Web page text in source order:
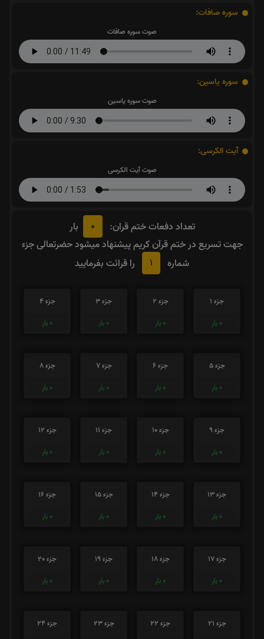
سوره صافات:
صوت سوره صافات
سوره یاسین:
صوت سوره یاسین
آیت الکرسی:
صوت آیت الکرسی
تعداد دفعات ختم قران: 0
بار
جهت تسریع در ختم قرآن کریم پیشنهاد میشود حضرتعالی جزء
شماره
1 را قرائت بفرمایید
جزء 1
0 بار
جزء 2
0 بار
جزء 3
0 بار
جزء 4
0 بار
جزء 5
0 بار
جزء 6
0 بار
جزء 7
0 بار
جزء 8
0 بار
جزء 9
0 بار
جزء 10
0 بار
جزء 11
0 بار
جزء 12
0 بار
جزء 13
0 بار
جزء 14
0 بار
جزء 15
0 بار
جزء 16
0 بار
جزء 17
0 بار
جزء 18
0 بار
جزء 19
0 بار
جزء 20
0 بار
جزء 21
جزء 22
جزء 23
جزء 24